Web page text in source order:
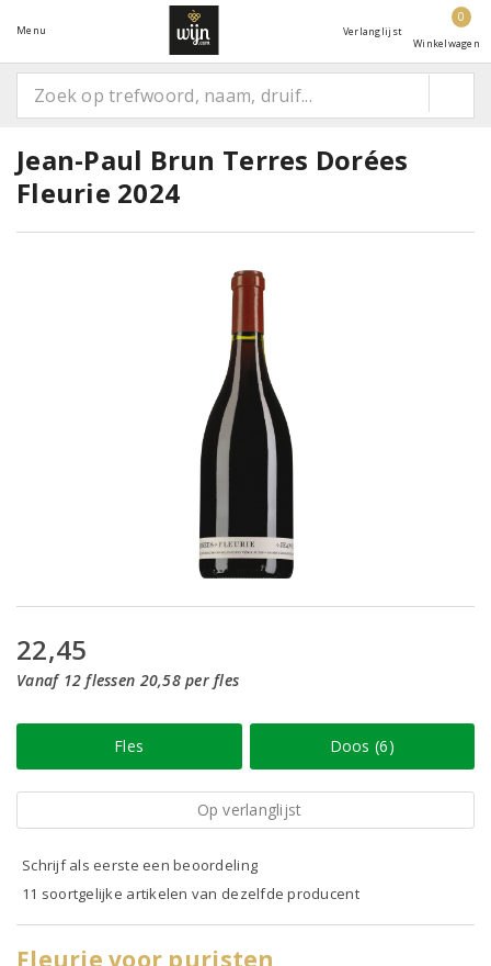
Menu Verlanglijst
0
Winkelwagen
Jean-Paul Brun Terres Dorées
Fleurie 2024
22,45
Vanaf 12 flessen 20,58 per fles
Fles Doos (6)
Op verlanglijst
Schrijf als eerste een beoordeling
11 soortgelijke artikelen van dezelfde producent
Fleurie voor puristen